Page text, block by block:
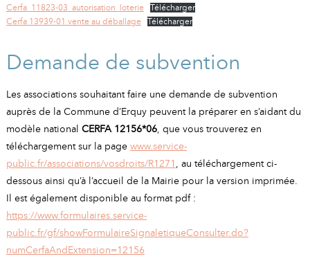
Cerfa_11823-03_autorisation_loterie
Télécharger
Cerfa 13939-01 vente au déballage
Télécharger
Demande de subvention
Les associations souhaitant faire une demande de subvention
auprès de la Commune d’Erquy peuvent la préparer en s’aidant du
modèle national CERFA 12156*06, que vous trouverez en
téléchargement sur la page www.service-
public.fr/associations/vosdroits/R1271 , au téléchargement ci-
dessous ainsi qu’à l’accueil de la Mairie pour la version imprimée.
Il est également disponible au format pdf :
https://www.formulaires.service-
public.fr/gf/showFormulaireSignaletiqueConsulter.do?
numCerfaAndExtension=12156